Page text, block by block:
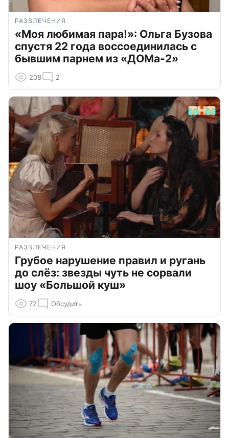
РАЗВЛЕЧЕНИЯ
«Моя любимая пара!»: Ольга Бузова
спустя 22 года воссоединилась с
бывшим парнем из «ДОМа-2»
208 2
РАЗВЛЕЧЕНИЯ
Грубое нарушение правил и ругань
до слёз: звезды чуть не сорвали
шоу «Большой куш»
72 Обсудить